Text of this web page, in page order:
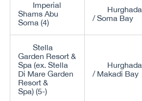
Imperial
Shams Abu
Soma (4)
Hurghada
/ Soma Bay
Stella
Garden Resort &
Spa (ex. Stella
Di Mare Garden
Resort &
Spa) (5-)
Hurghada
/ Makadi Bay